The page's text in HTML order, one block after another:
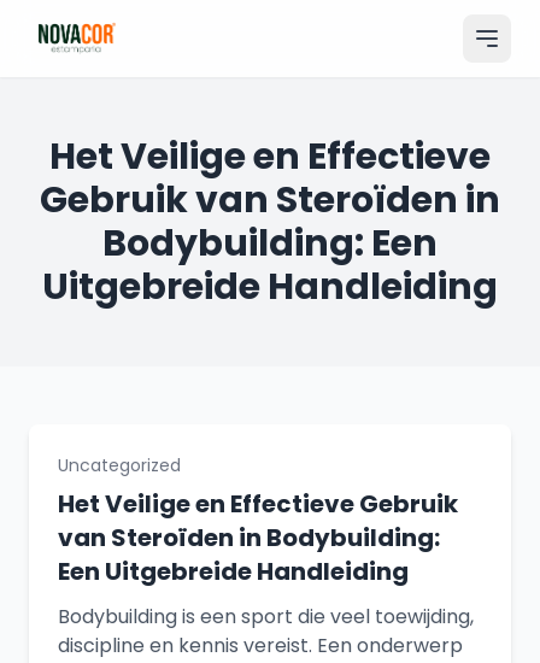
para
Catálogo
Produtos & Serviços
Portfólio
Solicitar Orçamento
Het Veilige en Effectieve
Gebruik van Steroïden in
Bodybuilding: Een
Uitgebreide Handleiding
Uncategorized
Het Veilige en Effectieve Gebruik
van Steroïden in Bodybuilding:
Een Uitgebreide Handleiding
Bodybuilding is een sport die veel toewijding,
discipline en kennis vereist. Een onderwerp